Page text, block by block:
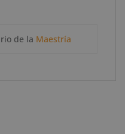
de la Maestría